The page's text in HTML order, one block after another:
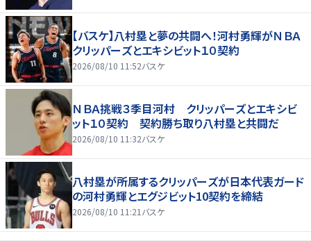
【バスケ】八村塁と夢の共闘へ！河村勇輝がＮＢＡ
クリッパーズとエキシビット１０契約
2026/08/10 11:52バスケ
ＮＢＡ挑戦３季目河村 クリッパーズとエキシビ
ット１０契約 契約勝ち取り八村塁と共闘だ
2026/08/10 11:32バスケ
八村塁が所属するクリッパーズが日本代表ガード
の河村勇輝とエグジビット10契約を締結
2026/08/10 11:21 バスケ